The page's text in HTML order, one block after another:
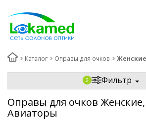
Каталог Оправы для очков
Фильтр
Оправы для очков
Авиаторы